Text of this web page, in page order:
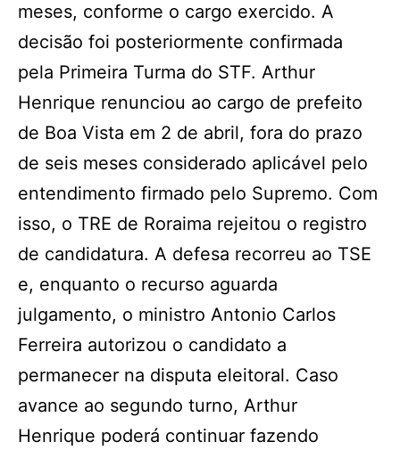
meses, conforme o cargo exercido. A
decisão foi posteriormente confirmada
pela Primeira Turma do STF. Arthur
Henrique renunciou ao cargo de prefeito
de Boa Vista em 2 de abril, fora do prazo
de seis meses considerado aplicável pelo
entendimento firmado pelo Supremo. Com
isso, o TRE de Roraima rejeitou o registro
de candidatura. A defesa recorreu ao TSE
e, enquanto o recurso aguarda
julgamento, o ministro Antonio Carlos
Ferreira autorizou o candidato a
permanecer na disputa eleitoral. Caso
avance ao segundo turno, Arthur
Henrique poderá continuar fazendo